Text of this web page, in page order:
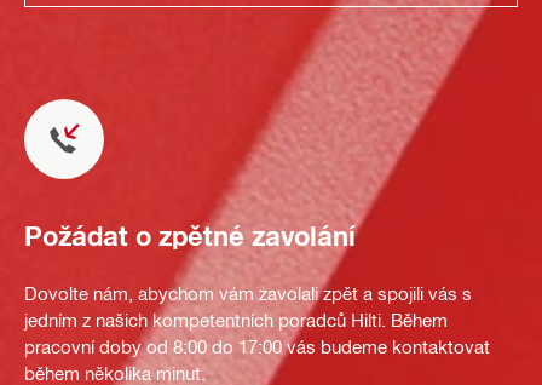
Požádat o zpětné zavolání
Dovolte nám, abychom vám zavolali zpět a spojili vás s
jedním z našich kompetentních poradců Hilti. Během
pracovní doby od 8:00 do 17:00 vás budeme kontaktovat
během několika minut.